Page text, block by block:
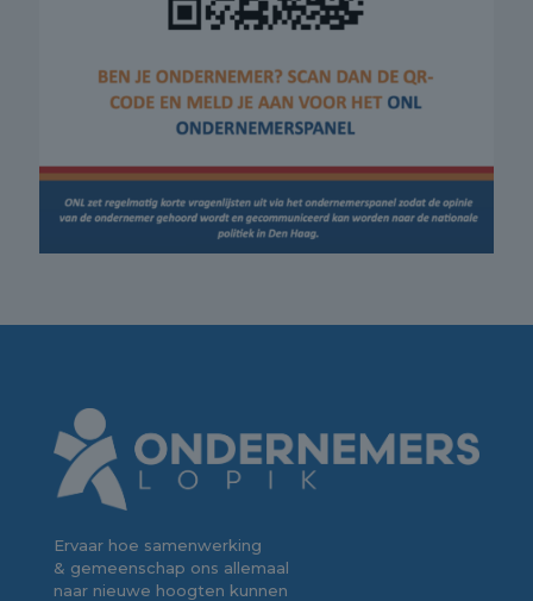
Ervaar hoe samenwerking
& gemeenschap ons allemaal
naar nieuwe hoogten kunnen